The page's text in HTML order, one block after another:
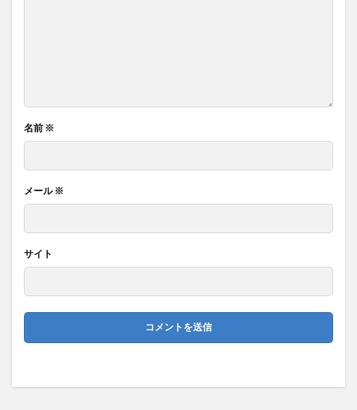
名前 ※
メール※
サイト